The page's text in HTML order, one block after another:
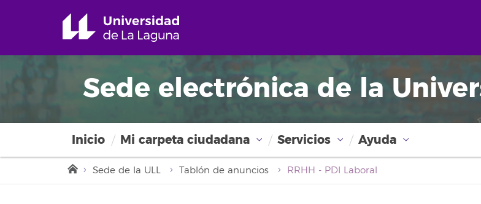
Sede electrónica de la
Inicio Mi carpeta ciudadana Servicios Ayuda
Sede de la ULL Tablón de anuncios RRHH - PDI Laboral